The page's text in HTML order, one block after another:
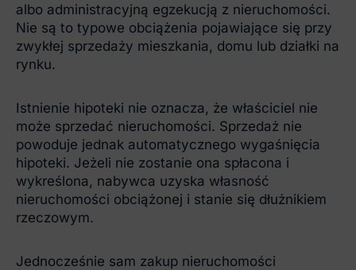
albo administracyjną egzekucją z nieruchomości.
Nie są to typowe obciążenia pojawiające się przy
zwykłej sprzedaży mieszkania, domu lub działki na
rynku.
Istnienie hipoteki nie oznacza, że właściciel nie
może sprzedać nieruchomości. Sprzedaż nie
powoduje jednak automatycznego wygaśnięcia
hipoteki. Jeżeli nie zostanie ona spłacona i
wykreślona, nabywca uzyska własność
nieruchomości obciążonej i stanie się dłużnikiem
rzeczowym.
Jednocześnie sam zakup nieruchomości